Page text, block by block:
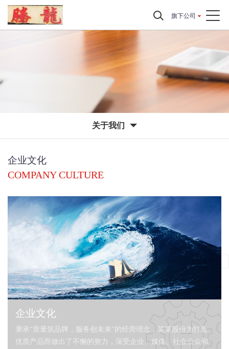
旗下公司
关于我们
企业文化
COMPANY CULTURE
企业文化
秉承“质量筑品牌，服务创未来”的经营理念，某某股份为打造
优质产品而做出了不懈的努力，深受企业、媒体、社会公众和